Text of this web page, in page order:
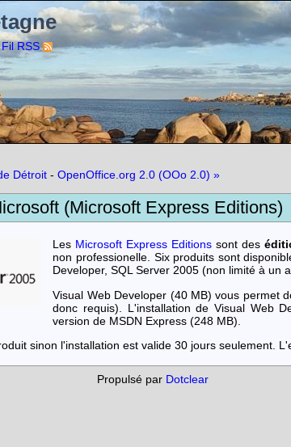
Fil RSS
Détroit - OpenOffice.org 2.0 (OOo 2.0) »
(Microsoft Express Editions)
Les Microsoft Express Editions sont des
non professionelle. Six produits sont
Developer, SQL Server 2005 (non limité à un
Visual Web Developer (40 MB) vous permet
donc requis). L'installation de Visual Web
version de MSDN Express (248 MB).
sinon l'installation est valide 30 jours seulement.
Propulsé par Dotclear